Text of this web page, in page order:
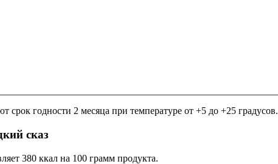
годности 2 месяца при температуре от +5 до +25 градусов.
сказ
380 ккал на 100 грамм продукта.